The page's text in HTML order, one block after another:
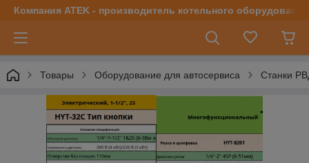
Компания ATEK - производитель котельного оборудования
Товары Оборудование для автосервиса Станки